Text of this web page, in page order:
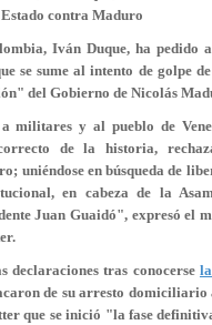
contra Maduro
Iván Duque, ha pedido
se sume al intento de golpe
del Gobierno de Nicolás
militares y al pueblo de
de la historia,
uniéndose en búsqueda de
en cabeza de la
Juan Guaidó", expresó el
declaraciones tras conocerse
de su arresto domiciliario
que se inició "la fase